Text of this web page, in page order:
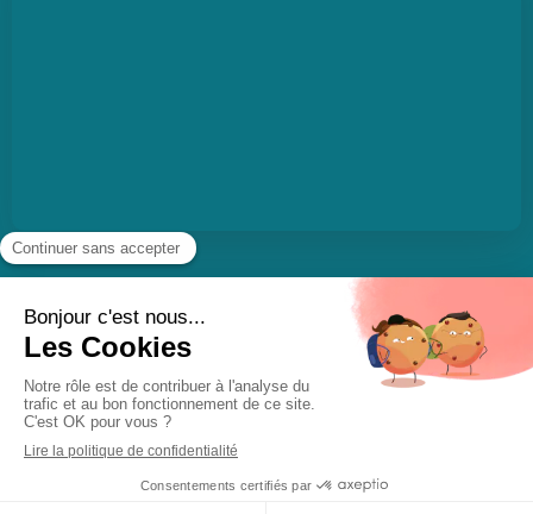
Politique de confidentialité et charte cookie
Mentions légales
Conditions Générales Utilisation
Charte déontologique